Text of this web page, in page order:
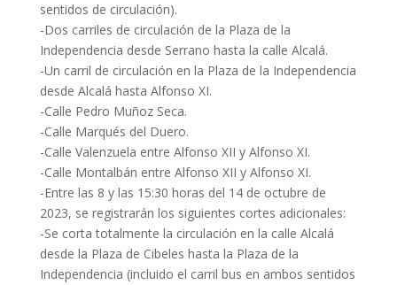
sentidos de circulación).
-Dos carriles de circulación de la Plaza de la
Independencia desde Serrano hasta la calle Alcalá.
-Un carril de circulación en la Plaza de la Independencia
desde Alcalá hasta Alfonso XI.
-Calle Pedro Muñoz Seca.
-Calle Marqués del Duero.
-Calle Valenzuela entre Alfonso XII y Alfonso XI.
-Calle Montalbán entre Alfonso XII y Alfonso XI.
-Entre las 8 y las 15:30 horas del 14 de octubre de
2023, se registrarán los siguientes cortes adicionales:
-Se corta totalmente la circulación en la calle Alcalá
desde la Plaza de Cibeles hasta la Plaza de la
Independencia (incluido el carril bus en ambos sentidos